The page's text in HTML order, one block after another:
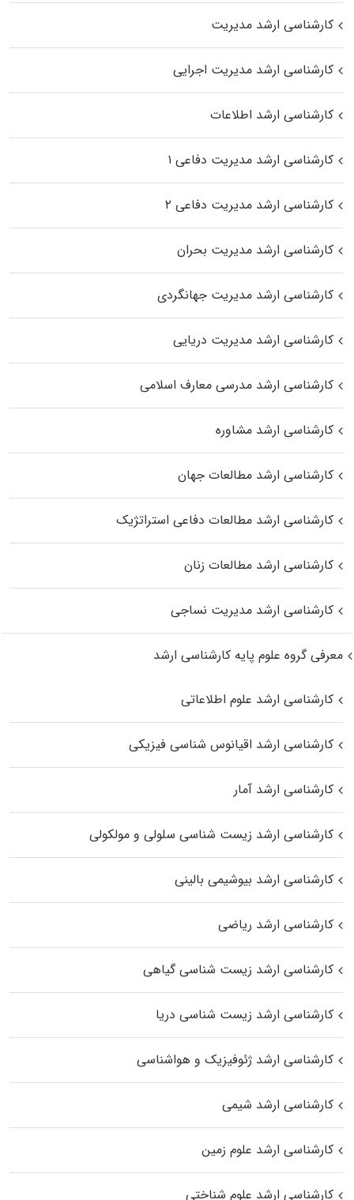
کارشناسی ارشد مدیریت
کارشناسی ارشد مدیریت اجرایی
کارشناسی ارشد اطلاعات
کارشناسی ارشد مدیریت دفاعی ۱
کارشناسی ارشد مدیریت دفاعی ۲
کارشناسی ارشد مدیریت بحران
کارشناسی ارشد مدیریت جهانگردی
کارشناسی ارشد مدیریت دریایی
کارشناسی ارشد مدرسی معارف اسلامی
کارشناسی ارشد مشاوره
کارشناسی ارشد مطالعات جهان
کارشناسی ارشد مطالعات دفاعی استراتژیک
کارشناسی ارشد مطالعات زنان
کارشناسی ارشد مدیریت نساجی
معرفی گروه علوم پایه کارشناسی ارشد
کارشناسی ارشد علوم اطلاعاتی
کارشناسی ارشد اقیانوس‌ شناسی فیزیکی
کارشناسی ارشد آمار
کارشناسی ارشد زیست شناسی سلولی و مولکولی
کارشناسی ارشد بیوشیمی بالینی
کارشناسی ارشد ریاضی
کارشناسی ارشد زیست‌ شناسی گیاهی
کارشناسی ارشد زیست‌ شناسی دریا
کارشناسی ارشد ژئوفیزیک و هواشناسی
کارشناسی ارشد شیمی
کارشناسی ارشد علوم زمین
کارشناسی ارشد علوم شناختی